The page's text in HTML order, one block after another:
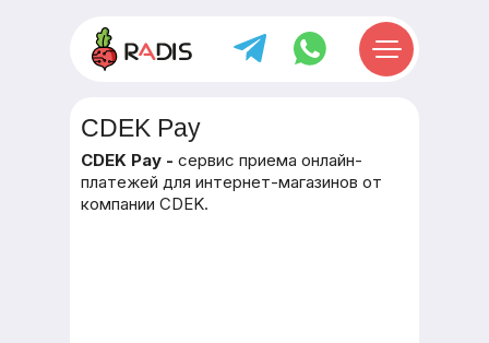
CDEK Pay
CDEK Pay - cервис приема онлайн-
платежей для интернет-магазинов от
компании CDEK.